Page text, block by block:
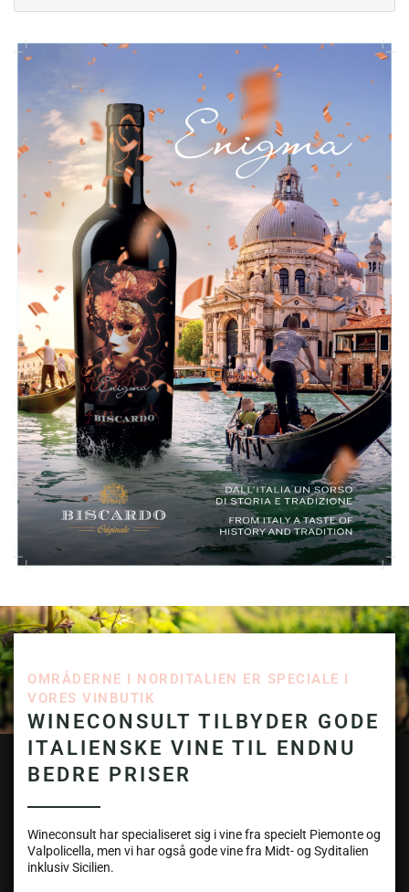
OMRÅDERNE I NORDITALIEN ER SPECIALE I
VORES VINBUTIK
WINECONSULT TILBYDER GODE
ITALIENSKE VINE TIL ENDNU
BEDRE PRISER
Wineconsult har specialiseret sig i vine fra specielt Piemonte og
Valpolicella, men vi har også gode vine fra Midt- og Syditalien
inklusiv Sicilien.